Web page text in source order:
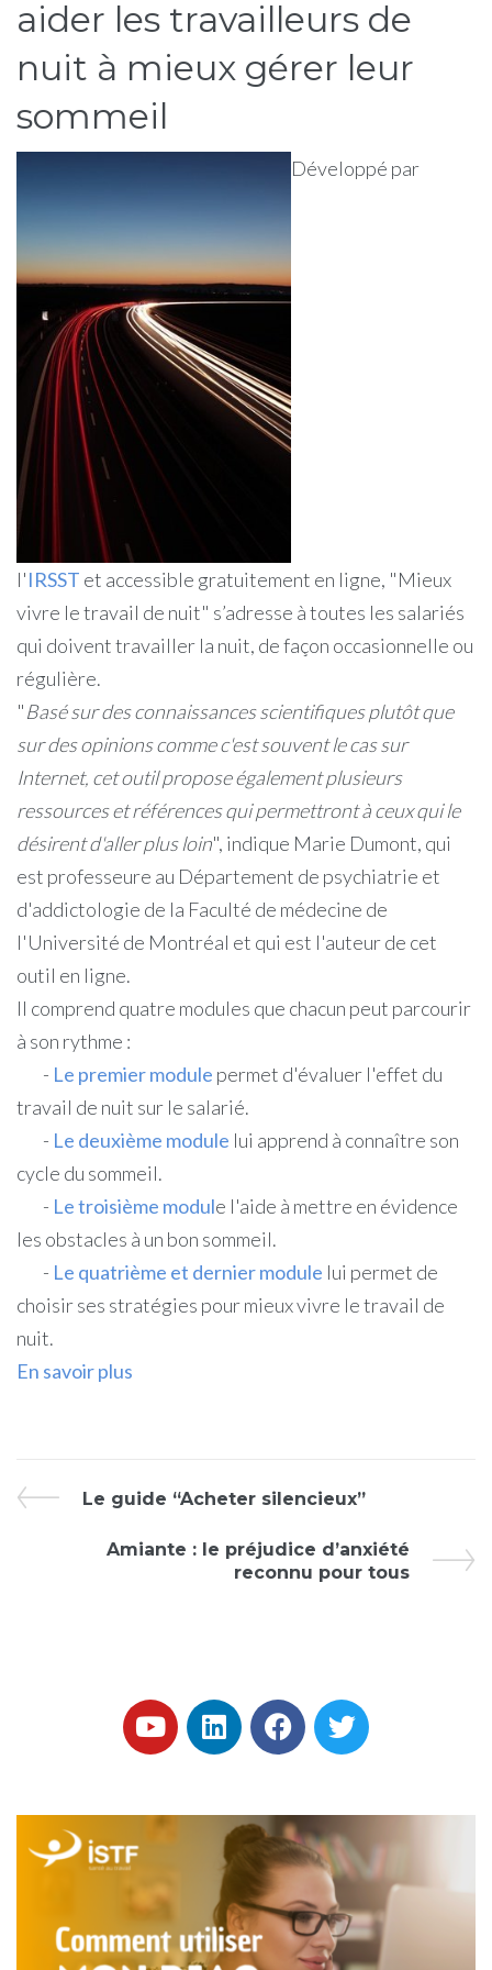
aider les travailleurs de
nuit à mieux gérer leur
sommeil
Développé par
l'IRSST et accessible gratuitement en ligne, "Mieux
vivre le travail de nuit" s’adresse à toutes les salariés
qui doivent travailler la nuit, de façon occasionnelle ou
régulière.
"Basé sur des connaissances scientifiques plutôt que
sur des opinions comme c'est souvent le cas sur
Internet, cet outil propose également plusieurs
ressources et références qui permettront à ceux qui le
désirent d'aller plus loin", indique Marie Dumont, qui
est professeure au Département de psychiatrie et
d'addictologie de la Faculté de médecine de
l'Université de Montréal et qui est l'auteur de cet
outil en ligne.
Il comprend quatre modules que chacun peut parcourir
à son rythme :
- Le premier module permet d'évaluer l'effet du
travail de nuit sur le salarié.
- Le deuxième module lui apprend à connaître son
cycle du sommeil.
- Le troisième module l'aide à mettre en évidence
les obstacles à un bon sommeil.
- Le quatrième et dernier module lui permet de
choisir ses stratégies pour mieux vivre le travail de
nuit.
En savoir plus
Le guide “Acheter silencieux”
Amiante : le préjudice d’anxiété
reconnu pour tous